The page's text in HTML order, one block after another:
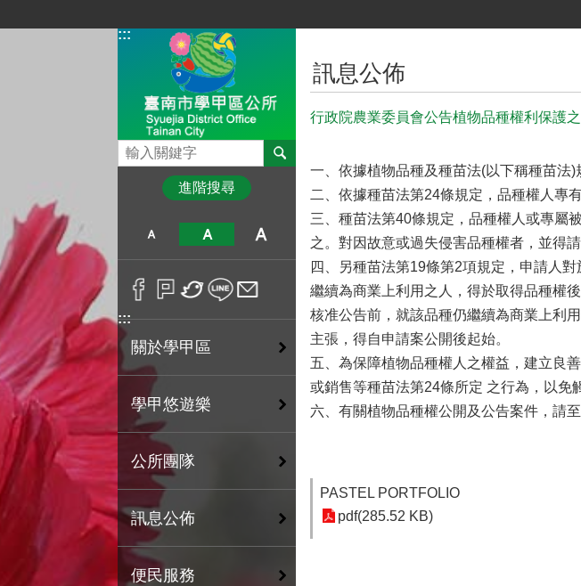
:::
搜尋
進階搜尋
:::
關於學甲區
學甲悠遊樂
公所團隊
訊息公佈
便民服務
訊息公佈
行政院農業委員會公告植物品種權利保護之
一、依據植物品種及種苗法(以下稱種苗法)
二、依據種苗法第24條規定，品種權人專
三、種苗法第40條規定，品種權人或專屬
之。對因故意或過失侵害品種權者，並得請
四、另種苗法第19條第2項規定，申請人
繼續為商業上利用之人，得於取得品種權
核准公告前，就該品種仍繼續為商業上利
主張，得自申請案公開後起始。
五、為保障植物品種權人之權益，建立良
或銷售等種苗法第24條所定 之行為，以免
六、有關植物品種權公開及公告案件，請
PASTEL PORTFOLIO
pdf(285.52 KB)